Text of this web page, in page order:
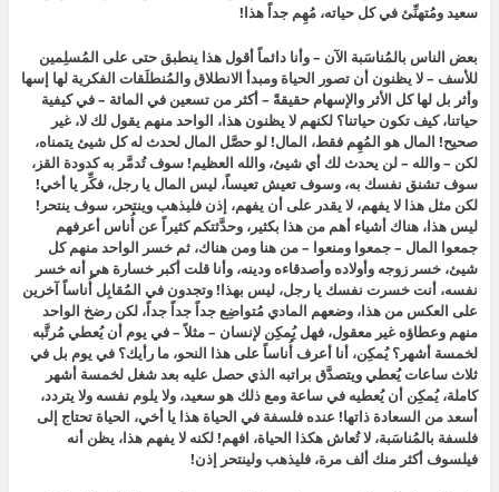
سعيد ومُتهنِّئ في كل حياته، مُهِم جداً هذا!
بعض الناس بالمُناسَبة الآن – وأنا دائماً أقول هذا ينطبق حتى على المُسلِمين
للأسف – لا يظنون أن تصور الحياة ومبدأ الانطلاق والمُنطلَقات الفكرية لها إسها
وأثر بل لها كل الأثر والإسهام حقيقةً – أكثر من تسعين في المائة – في كيفية
حياتنا، كيف تكون حياتنا؟ لكنهم لا يظنون هذا، الواحد منهم يقول لك لا، غير
صحيح! المال هو المُهِم فقط، المال! لو حصَّل المال لحدث له كل شيئ يتمناه،
لكن – والله – لن يحدث لك أي شيئ، والله العظيم! سوف تُدمَّر به كدودة القز،
سوف تشنق نفسك به، وسوف تعيش تعيساً، ليس المال يا رجل، فكِّر يا أخي!
لكن مثل هذا لا يفهم، لا يقدر على أن يفهم، إذن فليذهب وينتحر، سوف ينتحر!
ليس هذا، هناك أشياء أهم من هذا بكثير، وحدَّثتكم كثيراً عن أُناس أعرفهم
جمعوا المال – جمعوا ومنعوا – من هنا ومن هناك، ثم خسر الواحد منهم كل
شيئ، خسر زوجه وأولاده وأصدقاءه ودينه، وأنا قلت أكبر خسارة هي أنه خسر
نفسه، أنت خسرت نفسك يا رجل، ليس بهذا! وتجدون في المُقابِل أُناساً آخرين
على العكس من هذا، وضعهم المادي مُتواضِع جداً جداً جداً، لكن رضخ الواحد
منهم وعطاؤه غير معقول، فهل يُمكِن لإنسان – مثلاً – في يوم أن يُعطي مُرتَّبه
لخمسة أشهر؟ يُمكِن، أنا أعرف أُناساً على هذا النحو، ما رأيك؟ في يوم بل في
ثلاث ساعات يُعطي ويتصدَّق براتبه الذي حصل عليه بعد شغل لخمسة أشهر
كاملة، يُمكِن أن يُعطيه في ساعة ومع ذلك هو سعيد، ولا يلوم نفسه ولا يتردد،
أسعد من السعادة ذاتها! عنده فلسفة في الحياة هذا يا أخي، الحياة تحتاج إلى
فلسفة بالمُناسَبة، لا تُعاش هكذا الحياة، افهم! لكنه لا يفهم هذا، يظن أنه
فيلسوف أكثر منك ألف مرة، فليذهب ولينتحر إذن!